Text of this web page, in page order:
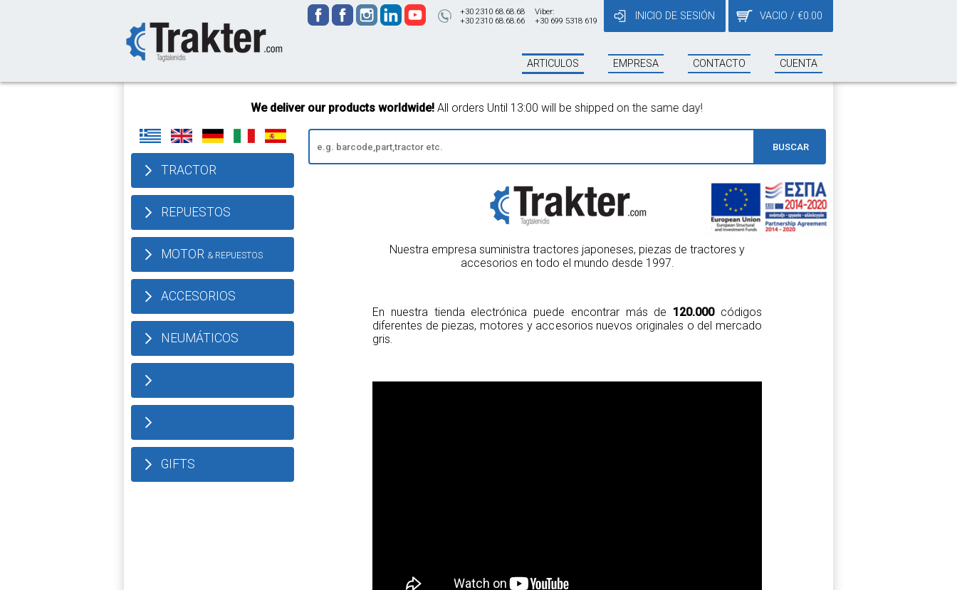
+30 2310 68.68.68
+30 2310 68.68.66
Viber:
+30 699 5318 619
INICIO DE SESIÓN VACIO / €0.00
ARTICULOS EMPRESA CONTACTO CUENTA
We deliver our products worldwide!All orders Until 13:00 will be shipped on the same day!
TRACTOR
REPUESTOS
MOTOR & REPUESTOS
ACCESORIOS
NEUMÁTICOS
GIFTS
BUSCAR
Nuestra empresa suministra tractores japoneses, piezas de tractores y
accesorios en todo el mundo desde 1997.
En nuestra tienda electrónica puede encontrar más de 120.000códigos
diferentes de piezas, motores y accesorios nuevos originales o del mercado
gris.